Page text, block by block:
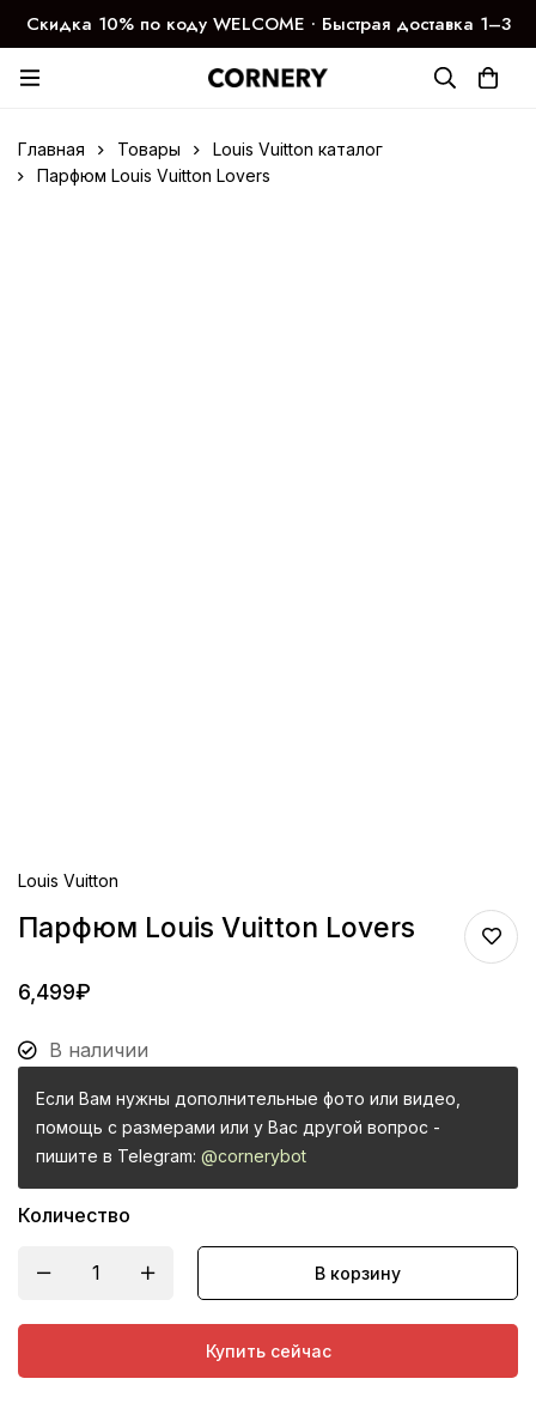
Скидка 10% по коду WELCOME ∙ Быстрая доставка 1–3
дня
Главная Товары
Louis Vuitton каталог
Парфюм Louis Vuitton Lovers
Louis Vuitton
Парфюм Louis Vuitton Lovers
6,499₽
В наличии
Если Вам нужны дополнительные фото или видео,
помощь с размерами или у Вас другой вопрос -
пишите в Telegram: @cornerybot
Количество
В корзину
Купить сейчас